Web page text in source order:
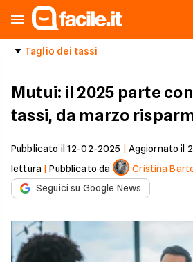
Taglio dei tassi
Mutui: il 2025 parte
tassi, da marzo
Pubblicato il 12-02-2025 Aggiornato il
lettura |Pubblicato da
Cristina
Seguici su Google News